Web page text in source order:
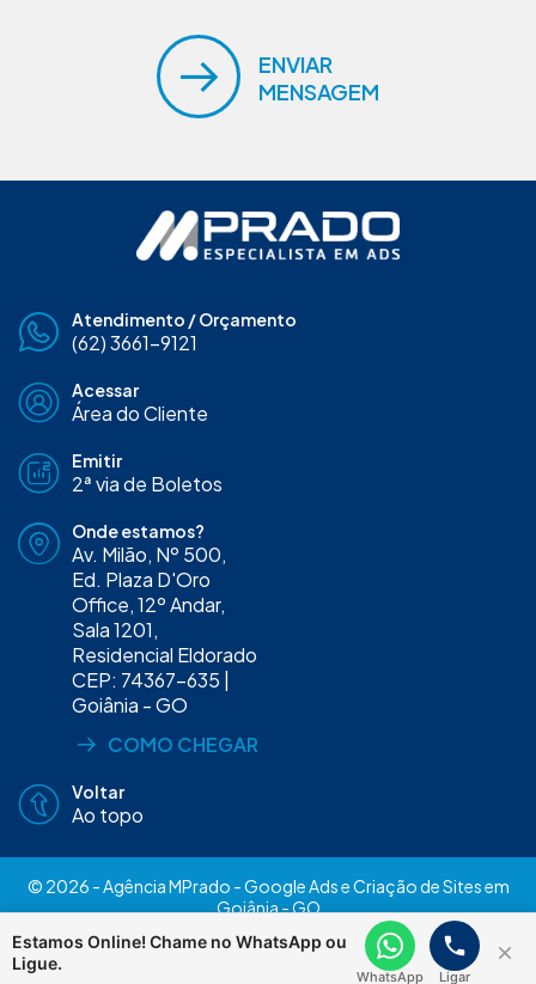
ENVIAR
MENSAGEM
Atendimento / Orçamento
(62) 3661-9121
Acessar
Área do Cliente
Emitir
2ª via de Boletos
Onde estamos?
Av. Milão, Nº 500,
Ed. Plaza D'Oro
Office, 12º Andar,
Sala 1201,
Residencial Eldorado
CEP: 74367-635 |
Goiânia - GO
COMO CHEGAR
Voltar
Ao topo
© 2026 - Agência MPrado - Google Ads e Criação de Sites em
Goiânia - GO
Trabalhe Conosco